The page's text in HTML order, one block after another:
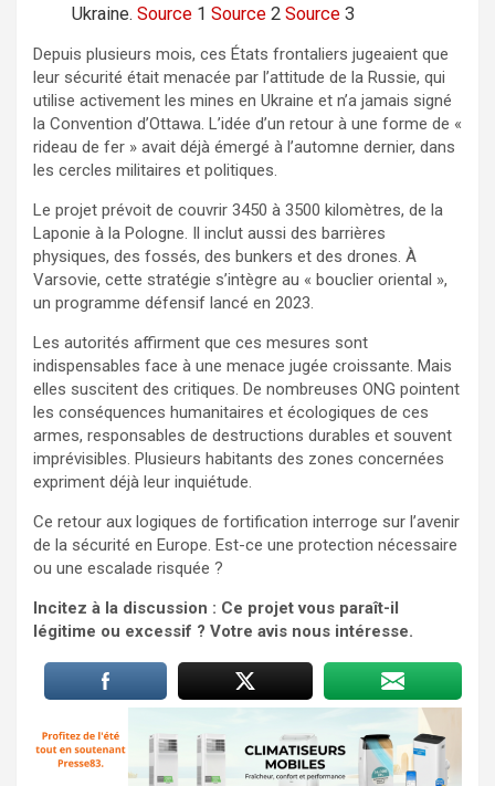
Ukraine. Source 1 Source 2 Source 3
Depuis plusieurs mois, ces États frontaliers jugeaient que
leur sécurité était menacée par l’attitude de la Russie, qui
utilise activement les mines en Ukraine et n’a jamais signé
la Convention d’Ottawa. L’idée d’un retour à une forme de «
rideau de fer » avait déjà émergé à l’automne dernier, dans
les cercles militaires et politiques.
Le projet prévoit de couvrir 3450 à 3500 kilomètres, de la
Laponie à la Pologne. Il inclut aussi des barrières
physiques, des fossés, des bunkers et des drones. À
Varsovie, cette stratégie s’intègre au « bouclier oriental »,
un programme défensif lancé en 2023.
Les autorités affirment que ces mesures sont
indispensables face à une menace jugée croissante. Mais
elles suscitent des critiques. De nombreuses ONG pointent
les conséquences humanitaires et écologiques de ces
armes, responsables de destructions durables et souvent
imprévisibles. Plusieurs habitants des zones concernées
expriment déjà leur inquiétude.
Ce retour aux logiques de fortification interroge sur l’avenir
de la sécurité en Europe. Est-ce une protection nécessaire
ou une escalade risquée ?
Incitez à la discussion : Ce projet vous paraît-il
légitime ou excessif ? Votre avis nous intéresse.